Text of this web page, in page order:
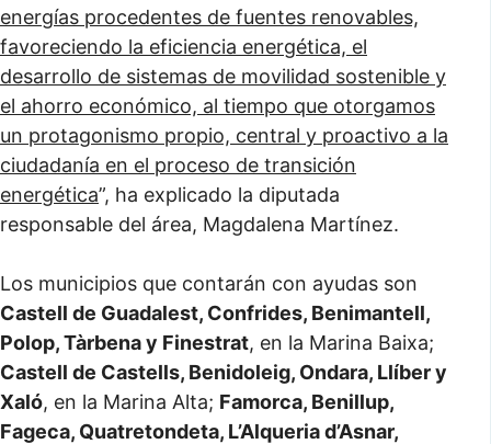
energías procedentes de fuentes renovables,
favoreciendo la eficiencia energética, el
desarrollo de sistemas de movilidad sostenible y
el ahorro económico, al tiempo que otorgamos
un protagonismo propio, central y proactivo a la
ciudadanía en el proceso de transición
energética”, ha explicado la diputada
responsable del área, Magdalena Martínez.
Los municipios que contarán con ayudas son
Castell de Guadalest, Confrides, Benimantell,
Polop, Tàrbena y Finestrat, en la Marina Baixa;
Castell de Castells, Benidoleig, Ondara, Llíber y
Xaló, en la Marina Alta; Famorca, Benillup,
Fageca, Quatretondeta, L’Alqueria d’Asnar,